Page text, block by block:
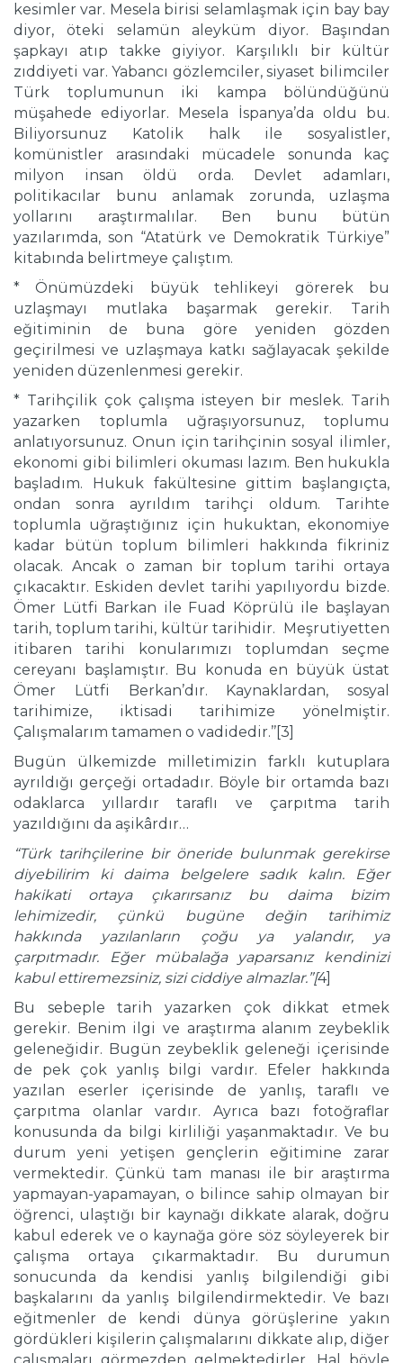
kesimler var. Mesela birisi selamlaşmak için bay bay
diyor, öteki selamün aleyküm diyor. Başından
şapkayı atıp takke giyiyor. Karşılıklı bir kültür
zıddiyeti var. Yabancı gözlemciler, siyaset bilimciler
Türk toplumunun iki kampa bölündüğünü
müşahede ediyorlar. Mesela İspanya’da oldu bu.
Biliyorsunuz Katolik halk ile sosyalistler,
komünistler arasındaki mücadele sonunda kaç
milyon insan öldü orda. Devlet adamları,
politikacılar bunu anlamak zorunda, uzlaşma
yollarını araştırmalılar. Ben bunu bütün
yazılarımda, son “Atatürk ve Demokratik Türkiye”
kitabında belirtmeye çalıştım.
* Önümüzdeki büyük tehlikeyi görerek bu
uzlaşmayı mutlaka başarmak gerekir. Tarih
eğitiminin de buna göre yeniden gözden
geçirilmesi ve uzlaşmaya katkı sağlayacak şekilde
yeniden düzenlenmesi gerekir.
* Tarihçilik çok çalışma isteyen bir meslek. Tarih
yazarken toplumla uğraşıyorsunuz, toplumu
anlatıyorsunuz. Onun için tarihçinin sosyal ilimler,
ekonomi gibi bilimleri okuması lazım. Ben hukukla
başladım. Hukuk fakültesine gittim başlangıçta,
ondan sonra ayrıldım tarihçi oldum. Tarihte
toplumla uğraştığınız için hukuktan, ekonomiye
kadar bütün toplum bilimleri hakkında fikriniz
olacak. Ancak o zaman bir toplum tarihi ortaya
çıkacaktır. Eskiden devlet tarihi yapılıyordu bizde.
Ömer Lütfi Barkan ile Fuad Köprülü ile başlayan
tarih, toplum tarihi, kültür tarihidir. Meşrutiyetten
itibaren tarihi konularımızı toplumdan seçme
cereyanı başlamıştır. Bu konuda en büyük üstat
Ömer Lütfi Berkan’dır. Kaynaklardan, sosyal
tarihimize, iktisadi tarihimize yönelmiştir.
Çalışmalarım tamamen o vadidedir.’’[3]
Bugün ülkemizde milletimizin farklı kutuplara
ayrıldığı gerçeği ortadadır. Böyle bir ortamda bazı
odaklarca yıllardır taraflı ve çarpıtma tarih
yazıldığını da aşikârdır…
“Türk tarihçilerine bir öneride bulunmak gerekirse
diyebilirim ki daima belgelere sadık kalın. Eğer
hakikati ortaya çıkarırsanız bu daima bizim
lehimizedir, çünkü bugüne değin tarihimiz
hakkında yazılanların çoğu ya yalandır, ya
çarpıtmadır. Eğer mübalağa yaparsanız kendinizi
kabul ettiremezsiniz, sizi ciddiye almazlar.”[4]
Bu sebeple tarih yazarken çok dikkat etmek
gerekir. Benim ilgi ve araştırma alanım zeybeklik
geleneğidir. Bugün zeybeklik geleneği içerisinde
de pek çok yanlış bilgi vardır. Efeler hakkında
yazılan eserler içerisinde de yanlış, taraflı ve
çarpıtma olanlar vardır. Ayrıca bazı fotoğraflar
konusunda da bilgi kirliliği yaşanmaktadır. Ve bu
durum yeni yetişen gençlerin eğitimine zarar
vermektedir. Çünkü tam manası ile bir araştırma
yapmayan-yapamayan, o bilince sahip olmayan bir
öğrenci, ulaştığı bir kaynağı dikkate alarak, doğru
kabul ederek ve o kaynağa göre söz söyleyerek bir
çalışma ortaya çıkarmaktadır. Bu durumun
sonucunda da kendisi yanlış bilgilendiği gibi
başkalarını da yanlış bilgilendirmektedir. Ve bazı
eğitmenler de kendi dünya görüşlerine yakın
gördükleri kişilerin çalışmalarını dikkate alıp, diğer